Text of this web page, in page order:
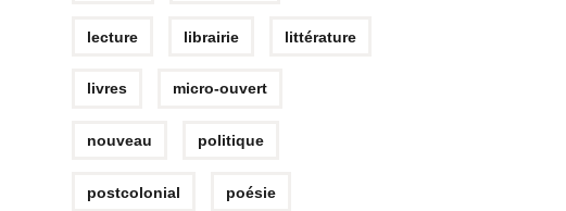
lecture librairie littérature
livres micro-ouvert
nouveau politique
postcolonial poésie